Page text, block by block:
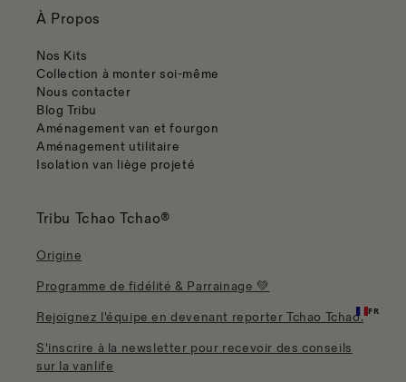
À Propos
Nos Kits
Collection à monter soi-même
Nous contacter
Blog Tribu
Aménagement van et fourgon
Aménagement utilitaire
Isolation van liège projeté
Tribu Tchao Tchao®
Origine
Programme de fidélité & Parrainage 💚
Rejoignez l'équipe en devenant reporter Tchao Tchao.
S'inscrire à la newsletter pour recevoir des conseils
sur la vanlife
FR